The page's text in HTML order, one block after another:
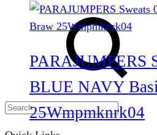
Search
PARAJUMPERS
BLUE NAVY
25Wmpmknrk04